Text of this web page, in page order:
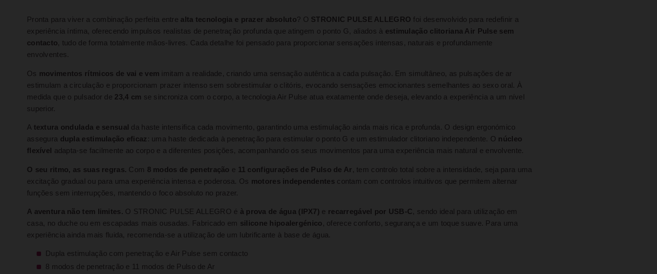
Pronta para viver a combinação perfeita entre alta tecnologia e prazer absoluto? O STRONIC PULSE ALLEGRO foi desenvolvido para redefinir a
experiência íntima, oferecendo impulsos realistas de penetração profunda que atingem o ponto G, aliados à estimulação clitoriana Air Pulse sem
contacto, tudo de forma totalmente mãos-livres. Cada detalhe foi pensado para proporcionar sensações intensas, naturais e profundamente
envolventes.
Os movimentos rítmicos de vai e vem imitam a realidade, criando uma sensação autêntica a cada pulsação. Em simultâneo, as pulsações de ar
estimulam a circulação e proporcionam prazer intenso sem sobrestimular o clitóris, evocando sensações emocionantes semelhantes ao sexo oral. À
medida que o pulsador de 23,4 cm se sincroniza com o corpo, a tecnologia Air Pulse atua exatamente onde deseja, elevando a experiência a um nível
superior.
A textura ondulada e sensual
da haste intensifica cada movimento, garantindo uma estimulação ainda mais rica e profunda. O design ergonómico
assegura dupla estimulação eficaz : uma haste dedicada à penetração para estimular o ponto G e um estimulador clitoriano independente. O núcleo
flexível
adapta-se facilmente ao corpo e a diferentes posições, acompanhando os seus movimentos para uma experiência mais natural e envolvente.
O seu ritmo, as suas regras. Com 8 modos de penetração e 11 configurações de Pulso de Ar , tem controlo total sobre a intensidade, seja para uma
excitação gradual ou para uma experiência intensa e poderosa. Os motores independentes contam com controlos intuitivos que permitem alternar
funções sem interrupções, mantendo o foco absoluto no prazer.
A aventura não tem limites. O STRONIC PULSE ALLEGRO é à prova de água (IPX7) e recarregável por USB-C , sendo ideal para utilização em
casa, no duche ou em escapadas mais ousadas. Fabricado em silicone hipoalergénico , oferece conforto, segurança e um toque suave. Para uma
experiência ainda mais fluida, recomenda-se a utilização de um lubrificante à base de água.
Dupla estimulação com penetração e Air Pulse sem contacto
8 modos de penetração e 11 modos de Pulso de Ar